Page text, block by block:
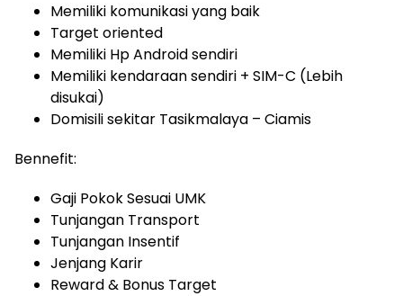
Memiliki komunikasi yang baik
Target oriented
Memiliki Hp Android sendiri
Memiliki kendaraan sendiri + SIM-C (Lebih
disukai)
Domisili sekitar Tasikmalaya – Ciamis
Bennefit:
Gaji Pokok Sesuai UMK
Tunjangan Transport
Tunjangan Insentif
Jenjang Karir
Reward & Bonus Target